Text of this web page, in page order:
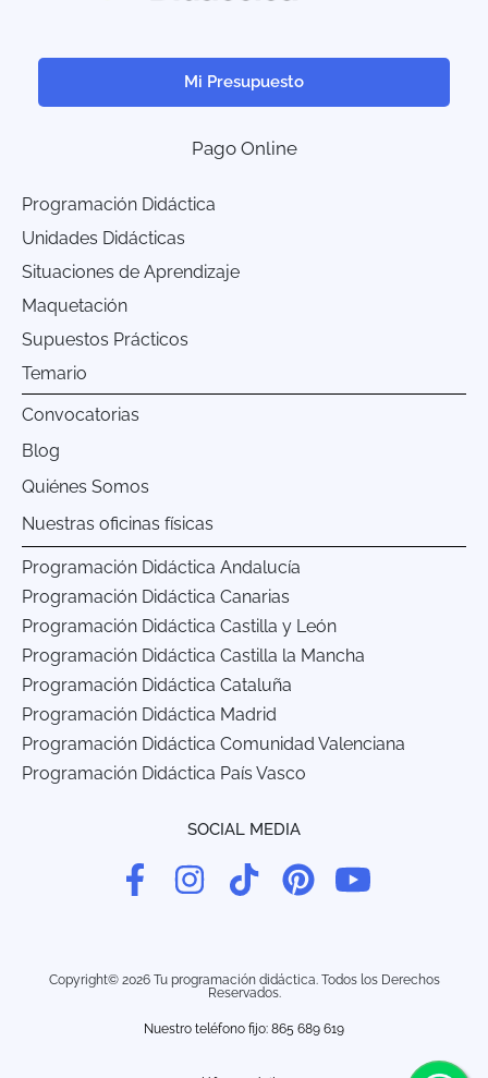
Mi Presupuesto
Pago Online
Programación Didáctica
Unidades Didácticas
Situaciones de Aprendizaje
Maquetación
Supuestos Prácticos
Temario
Programación Didáctica Andalucía
Programación Didáctica Canarias
Programación Didáctica Castilla y León
Programación Didáctica Castilla la Mancha
Programación Didáctica Cataluña
Programación Didáctica Madrid
Programación Didáctica Comunidad Valenciana
Programación Didáctica País Vasco
Convocatorias
Blog
Quiénes Somos
Nuestras oficinas físicas
SOCIAL MEDIA
Copyright© 2026 Tu programación didáctica. Todos los Derechos
Reservados.
Nuestro teléfono fijo: 865 689 619